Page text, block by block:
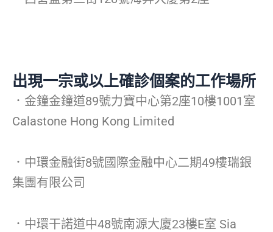
出現一宗或以上確診個案的工作場所
．金鐘金鐘道89號力寶中心第2座10樓1001室
Calastone Hong Kong Limited
．中環金融街8號國際金融中心二期49樓瑞銀
集團有限公司
．中環干諾道中48號南源大廈23樓E室 Sia